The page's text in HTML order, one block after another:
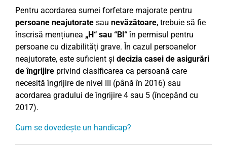
Pentru acordarea sumei forfetare majorate pentru
persoane neajutorate sau nevăzătoare, trebuie să fie
înscrisă mențiunea „H“ sau “Bl“în permisul pentru
persoane cu dizabilități grave. În cazul persoanelor
neajutorate, este suficient și decizia casei de asigurări
de îngrijire privind clasificarea ca persoană care
necesită îngrijire de nivel III (până în 2016) sau
acordarea gradului de îngrijire 4 sau 5 (începând cu
2017).
Cum se dovedește un handicap?